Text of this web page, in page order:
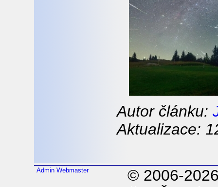
Autor článku:
Aktualizace:
Admin Webmaster
© 2006-